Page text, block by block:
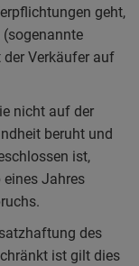
geht,
(sogenannte
Verkäufer auf
nicht auf der
beruht und
ist,
eines Jahres
des
ist gilt dies